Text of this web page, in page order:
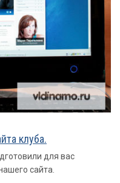
клуба.
для вас
сайта.